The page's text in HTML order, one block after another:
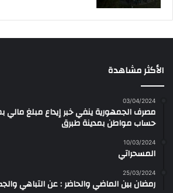
الأكثر مشاهدة
03/04/2024
مصرف الجمهورية ينفي خبر إيداع مبلغ مالي
حساب مواطن بمدينة طبرق
10/03/2024
المسحراتي
25/03/2024
رمضان بين الماضي والحاضر : عن التباهي